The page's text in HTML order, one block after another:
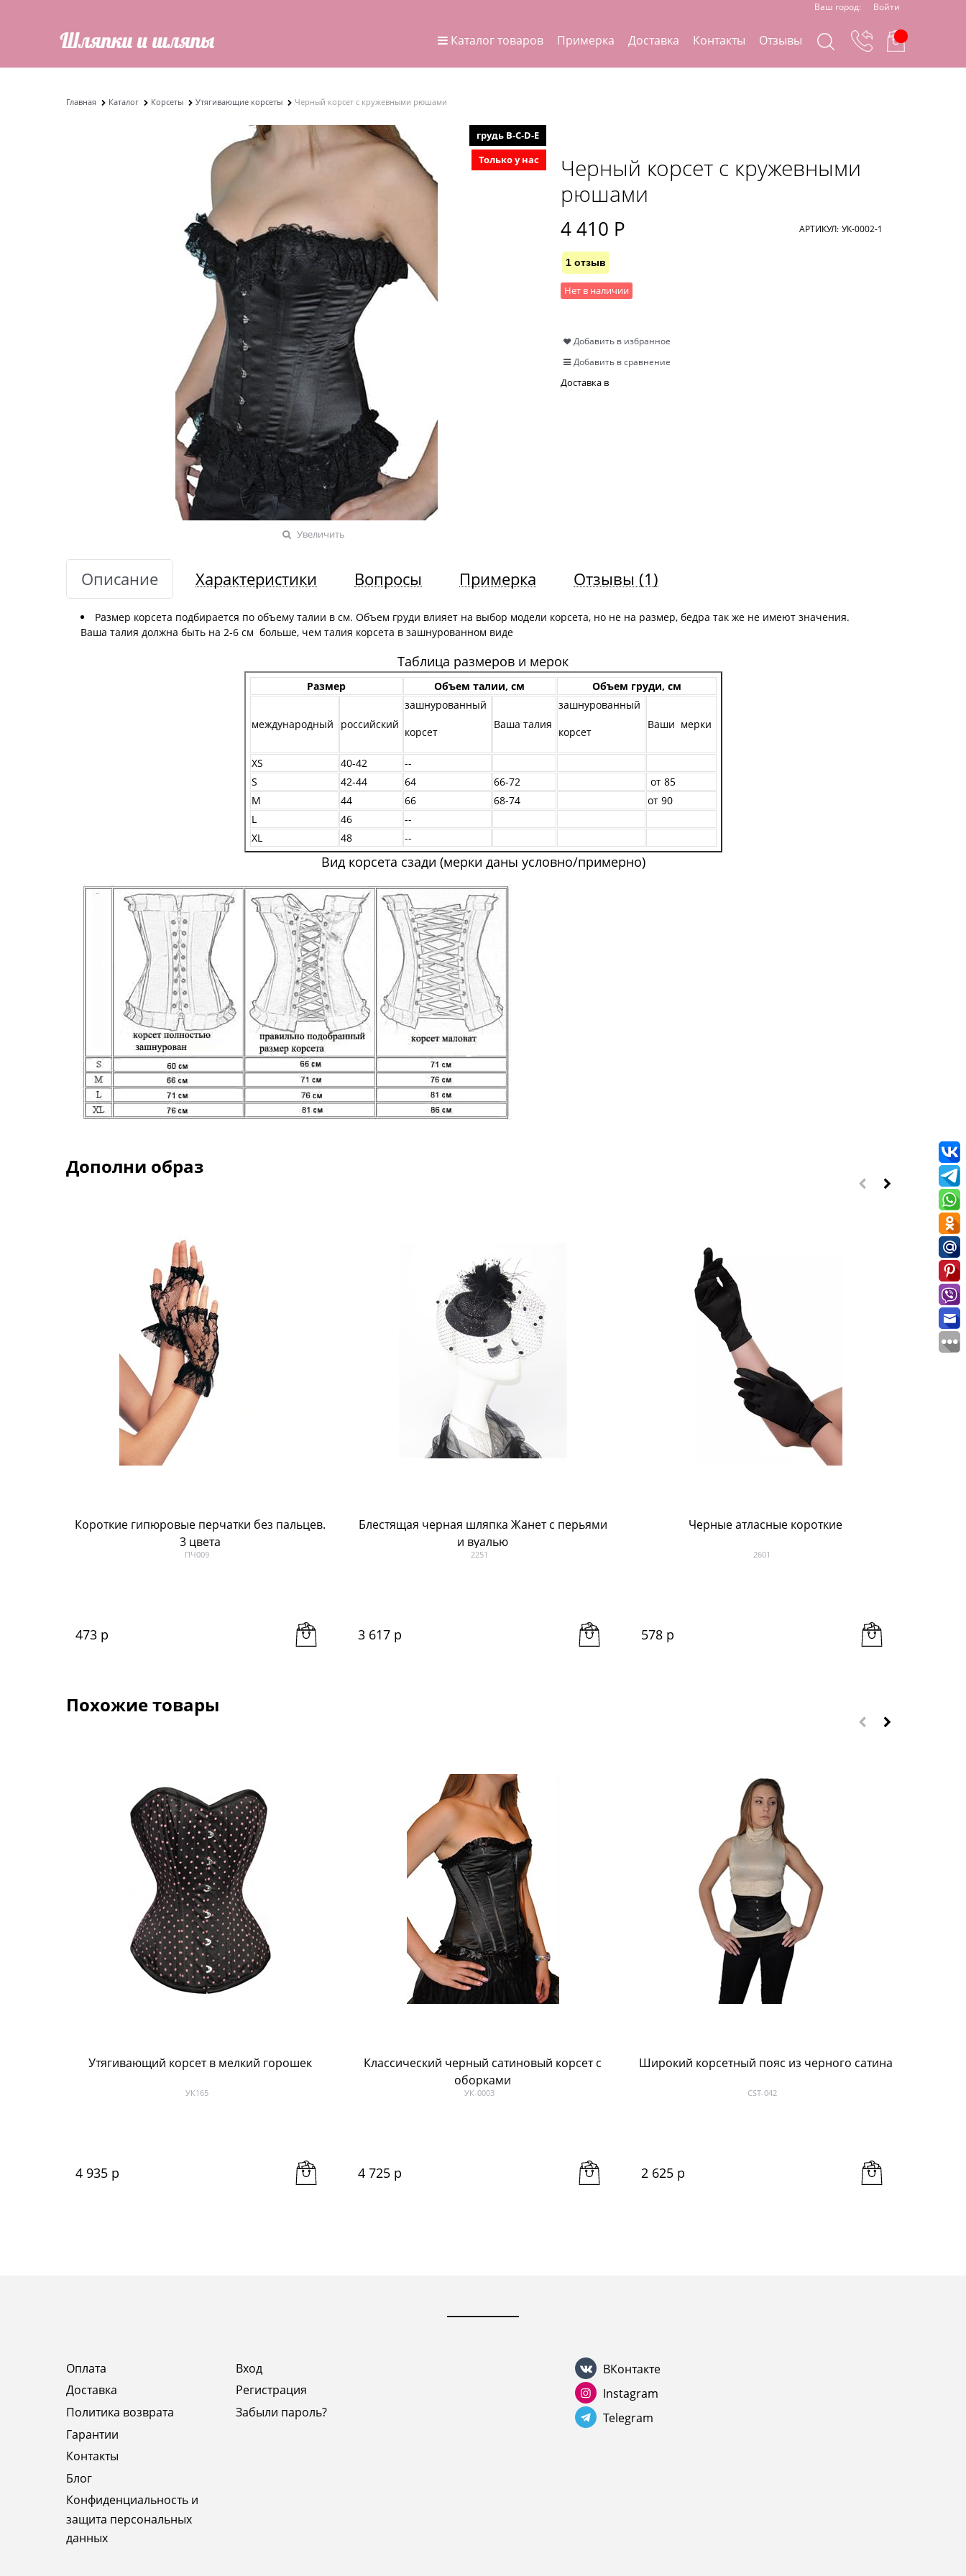
Ваш город: Войти
Каталог товаров Примерка Доставка Контакты Отзывы
Главная Каталог Корсеты Утягивающие корсеты Черный корсет с кружевными рюшами
грудь B-C-D-E
Только у нас
Увеличить
Черный корсет с кружевными
рюшами
4 410 Р АРТИКУЛ: УК-0002-1
1 отзыв
Нет в наличии
Добавить в избранное
Добавить в сравнение
Доставка в
Описание Характеристики Вопросы Примерка Отзывы (1)
Размер корсета подбирается по объему талии в см. Объем груди влияет на выбор модели корсета, но не на размер, бедра так же не имеют значения.
Ваша талия должна быть на 2-6 см больше, чем талия корсета в зашнурованном виде
Таблица размеров и мерок
Размер Объем талии, см Объем груди, см
международный российский
зашнурованный
корсет
Ваша талия
зашнурованный
корсет
Ваши мерки
XS 40-42
--
S
42-44 64 66-72
от 85
M
44 66 68-74
от 90
L
46
--
XL
48 --
Вид корсета сзади (мерки даны условно/примерно)
Дополни образ
Короткие гипюровые перчатки без пальцев.
3 цвета
ПЧ009
473 р
Блестящая черная шляпка Жанет с перьями
и вуалью
2251
3 617 р
Черные атласные короткие
2601
578 р
Похожие товары
Утягивающий корсет в мелкий горошек
УК165
4 935 р
Классический черный сатиновый корсет с
оборками
УК-0003
4 725 р
Широкий корсетный пояс из черного сатина
CST-042
2 625 р
Оплата
Доставка
Политика возврата
Гарантии
Контакты
Блог
Конфиденциальность и
защита персональных
данных
Вход
Регистрация
Забыли пароль?
ВКонтакте
Instagram
Telegram